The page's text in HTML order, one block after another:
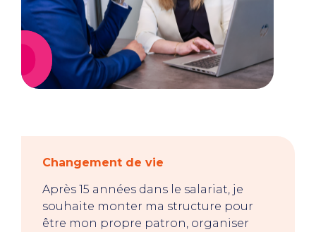
Changement de vie
Après 15 années dans le salariat, je
souhaite monter ma structure pour
être mon propre patron, organiser